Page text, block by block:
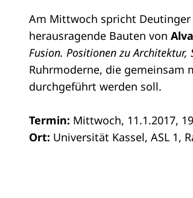
Am Mittwoch spricht Deutinger
herausragende Bauten von
Fusion. Positionen zu Architektur,
Ruhrmoderne, die gemeinsam
durchgeführt werden soll.
Termin: Mittwoch, 11.1.2017,
Ort: Universität Kassel, ASL 1,